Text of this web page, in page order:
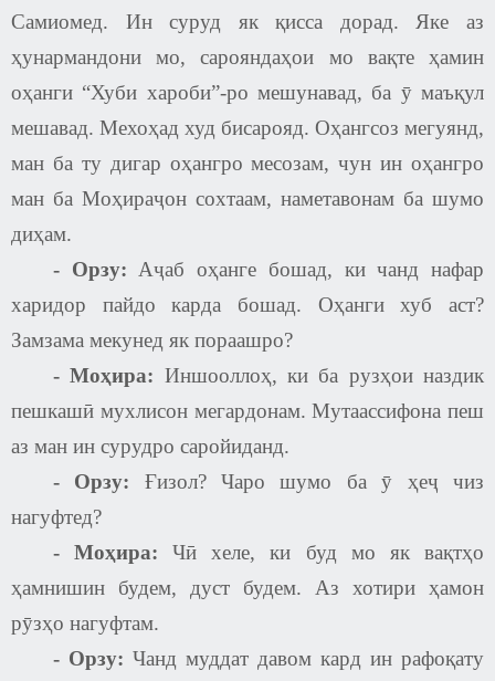
Самиомед. Ин суруд як қисса дорад. Яке аз
ҳунармандони мо, сарояндаҳои мо вақте ҳамин
оҳанги “Хуби хароби”-ро мешунавад, ба ӯ маъқул
мешавад. Мехоҳад худ бисарояд. Оҳангсоз мегуянд,
ман ба ту дигар оҳангро месозам, чун ин оҳангро
ман ба Моҳираҷон сохтаам, наметавонам ба шумо
диҳам.
- Орзу: Аҷаб оҳанге бошад, ки чанд нафар
харидор пайдо карда бошад. Оҳанги хуб аст?
Замзама мекунед як пораашро?
- Моҳира: Иншооллоҳ, ки ба рузҳои наздик
пешкашӣ мухлисон мегардонам. Мутаассифона пеш
аз ман ин сурудро саройиданд.
-
Орзу: Ғизол? Чаро шумо ба ӯ ҳеҷ чиз
нагуфтед?
- Моҳира:
Чӣ хеле, ки буд мо як вақтҳо
ҳамнишин будем, дуст будем. Аз хотири ҳамон
рӯзҳо нагуфтам.
- Орзу: Чанд муддат давом кард ин рафоқату